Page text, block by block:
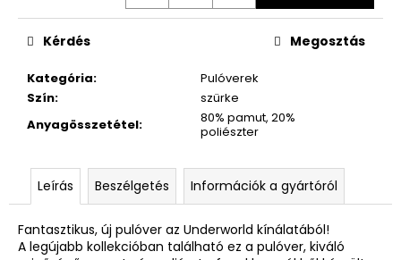
Kategória:
Pulóverek
Szín:
szürke
Anyagösszetétel:
80% pamut, 20%
poliészter
Kérdés Megosztás
Leírás Beszélgetés Információk a gyártóról
Fantasztikus, új pulóver az Underworld kínálatából!
A legújabb kollekcióban található ez a pulóver, kiváló